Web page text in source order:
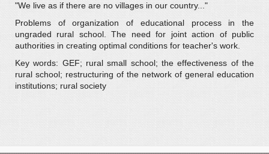
"We live as if there are no villages in our country..."
Problems of organization of educational process in the
ungraded rural school. The need for joint action of public
authorities in creating optimal conditions for teacher's work.
Key words: GEF; rural small school; the effectiveness of the
rural school; restructuring of the network of general education
institutions; rural society